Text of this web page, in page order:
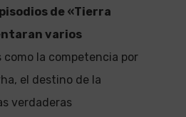
de «Tierra
varios
como la competencia por
el destino de la
verdaderas